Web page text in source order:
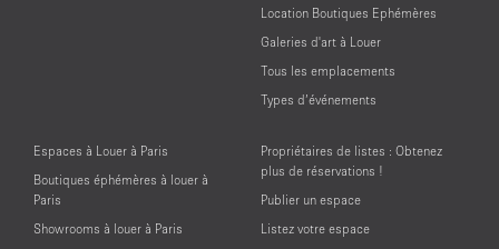
Location Boutiques Ephémères
Galeries d'art à Louer
Tous les emplacements
Types d’événements
Espaces à Louer à Paris
Boutiques éphémères à louer à
Paris
Showrooms à louer à Paris
Propriétaires de listes : Obtenez
plus de réservations !
Publier un espace
Listez votre espace